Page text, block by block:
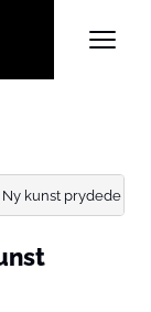
Ny kunst prydede